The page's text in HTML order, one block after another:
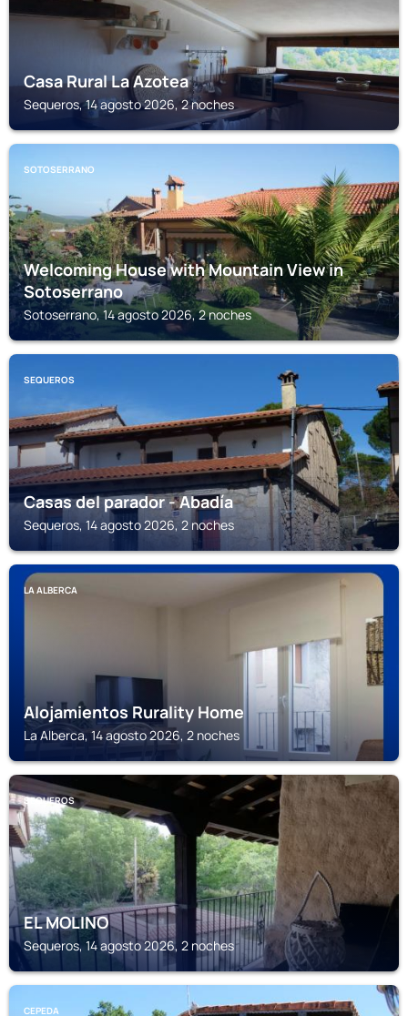
Casa Rural La Azotea
Sequeros, 14 agosto 2026, 2 noches
SOTOSERRANO
Welcoming House with Mountain View in
Sotoserrano
Sotoserrano, 14 agosto 2026, 2 noches
SEQUEROS
Casas del parador - Abadía
Sequeros, 14 agosto 2026, 2 noches
LA ALBERCA
Alojamientos Rurality Home
La Alberca, 14 agosto 2026, 2 noches
SEQUEROS
EL MOLINO
Sequeros, 14 agosto 2026, 2 noches
CEPEDA